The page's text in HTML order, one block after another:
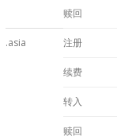
赎回
.asia 注册
续费
转入
赎回